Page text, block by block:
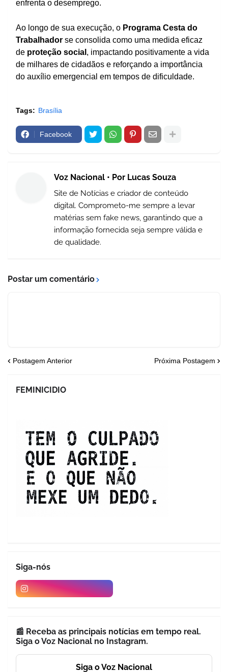
enfrenta o desemprego.
Ao longo de sua execução, o Programa Cesta do
Trabalhador se consolida como uma medida eficaz
de proteção social , impactando positivamente a vida
de milhares de cidadãos e reforçando a importância
do auxílio emergencial em tempos de dificuldade.
Tags: Brasília
Facebook
Voz Nacional • Por Lucas Souza
Site de Notícias e criador de conteúdo
digital. Comprometo-me sempre a levar
matérias sem fake news, garantindo que a
informação fornecida seja sempre válida e
de qualidade.
Postar um comentário
Postagem Anterior Próxima Postagem
FEMINICIDIO
Siga-nós
📰 Receba as principais notícias em tempo real.
Siga o Voz Nacional no Instagram.
Siga o Voz Nacional